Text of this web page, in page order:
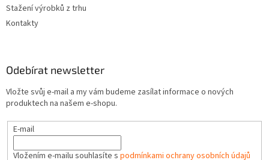
Stažení výrobků z trhu
Kontakty
Odebírat newsletter
Vložte svůj e-mail a my vám budeme zasílat informace o nových
produktech na našem e-shopu.
E-mail
Vložením e-mailu souhlasíte s podmínkami ochrany osobních údajů